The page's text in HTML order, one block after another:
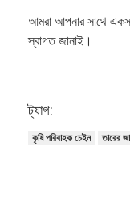
আমরা আপনার সাথে
স্বাগত জানাই।
ট্যাগ:
কৃষি পরিবাহক চেইন তারের